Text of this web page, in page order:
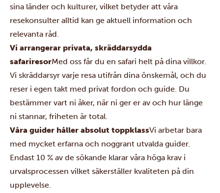
sina länder och kulturer, vilket betyder att våra
resekonsulter alltid kan ge aktuell information och
relevanta råd.
Vi arrangerar privata, skräddarsydda
safariresorMed oss får du en safari helt på dina villkor.
Vi skräddarsyr varje resa utifrån dina önskemål, och du
reser i egen takt med privat fordon och guide. Du
bestämmer vart ni åker, när ni ger er av och hur länge
ni stannar, friheten är total.
Våra guider håller absolut toppklassVi arbetar bara
med mycket erfarna och noggrant utvalda guider.
Endast 10 % av de sökande klarar våra höga krav i
urvalsprocessen vilket säkerställer kvaliteten på din
upplevelse.